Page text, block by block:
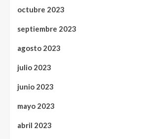
octubre 2023
septiembre 2023
agosto 2023
julio 2023
junio 2023
mayo 2023
abril 2023